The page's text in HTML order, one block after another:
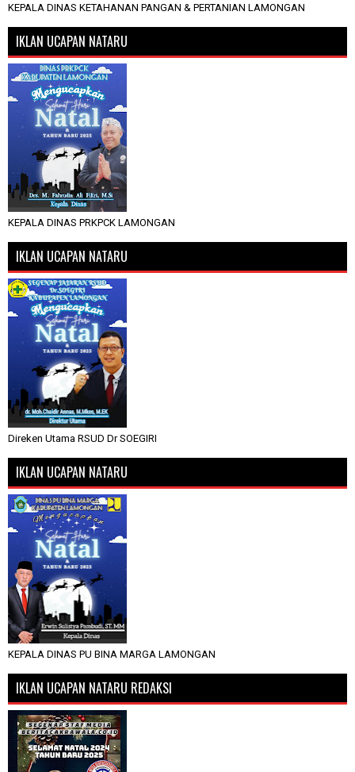
KEPALA DINAS KETAHANAN PANGAN & PERTANIAN LAMONGAN
IKLAN UCAPAN NATARU
KEPALA DINAS PRKPCK LAMONGAN
IKLAN UCAPAN NATARU
Direken Utama RSUD Dr SOEGIRI
IKLAN UCAPAN NATARU
KEPALA DINAS PU BINA MARGA LAMONGAN
IKLAN UCAPAN NATARU REDAKSI